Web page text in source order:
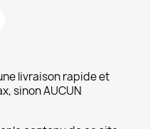
livraison rapide et
sinon AUCUN